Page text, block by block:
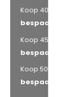
Koop 400 voor
bespaar
Koop 450 voor
bespaar
Koop 500 voor
bespaar